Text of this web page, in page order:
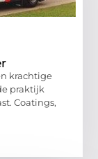
krachtige
praktijk
Coatings,